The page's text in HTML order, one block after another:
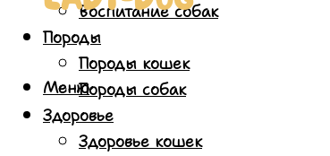
Воспитание собак
Породы
Породы кошек
Породы собак
Здоровье
Здоровье кошек
Меню